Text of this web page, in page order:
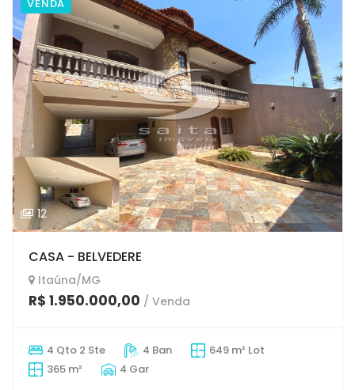
VENDA
12
CASA - BELVEDERE
Itaúna/MG
R$ 1.950.000,00 / Venda
4 Qto 2 Ste 4 Ban
649 m² Lot
365 m²
4 Gar